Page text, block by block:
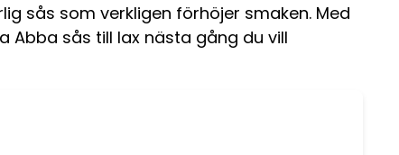
sås som verkligen förhöjer smaken. Med
Abba sås till lax nästa gång du vill